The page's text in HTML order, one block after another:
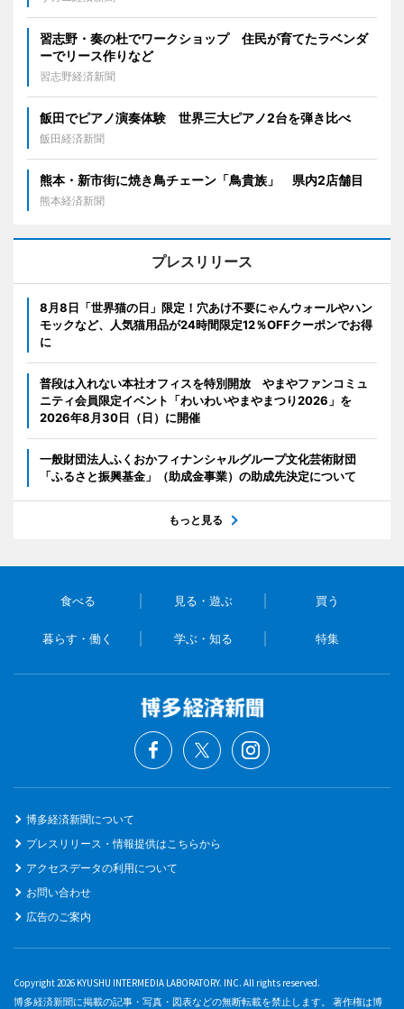
習志野・奏の杜でワークショップ 住民が育てたラベンダ
ーでリース作りなど
習志野経済新聞
飯田でピアノ演奏体験 世界三大ピアノ2台を弾き比べ
飯田経済新聞
熊本・新市街に焼き鳥チェーン「鳥貴族」 県内2店舗目
熊本経済新聞
プレスリリース
8月8日「世界猫の日」限定！穴あけ不要にゃんウォールやハン
モックなど、人気猫用品が24時間限定12％OFFクーポンでお得
に
普段は入れない本社オフィスを特別開放 やまやファンコミュ
ニティ会員限定イベント「わいわいやまやまつり2026」を
2026年8月30日（日）に開催
一般財団法人ふくおかフィナンシャルグループ文化芸術財団
「ふるさと振興基金」（助成金事業）の助成先決定について
もっと見る
食べる 見る・遊ぶ 買う
暮らす・働く 学ぶ・知る 特集
博多経済新聞について
プレスリリース・情報提供はこちらから
アクセスデータの利用について
お問い合わせ
広告のご案内
Copyright 2026 KYUSHU INTERMEDIA LABORATORY. INC. All rights reserved.
博多経済新聞に掲載の記事・写真・図表などの無断転載を禁止します。 著作権は博